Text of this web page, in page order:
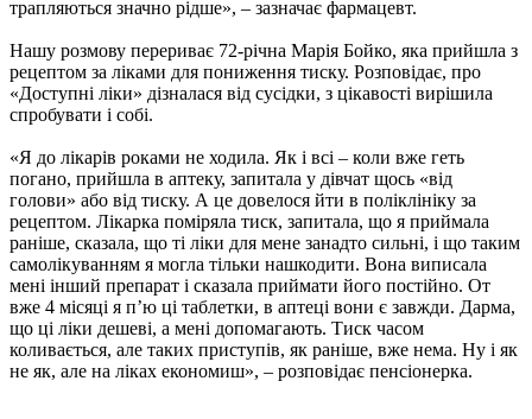
трапляються значно рідше», – зазначає фармацевт.
Нашу розмову перериває 72-річна Марія Бойко, яка прийшла з
рецептом за ліками для пониження тиску. Розповідає, про
«Доступні ліки» дізналася від сусідки, з цікавості вирішила
спробувати і собі.
«Я до лікарів роками не ходила. Як і всі – коли вже геть
погано, прийшла в аптеку, запитала у дівчат щось «від
голови» або від тиску. А це довелося йти в поліклініку за
рецептом. Лікарка поміряла тиск, запитала, що я приймала
раніше, сказала, що ті ліки для мене занадто сильні, і що таким
самолікуванням я могла тільки нашкодити. Вона виписала
мені інший препарат і сказала приймати його постійно. От
вже 4 місяці я п’ю ці таблетки, в аптеці вони є завжди. Дарма,
що ці ліки дешеві, а мені допомагають. Тиск часом
коливається, але таких приступів, як раніше, вже нема. Ну і як
не як, але на ліках економиш», – розповідає пенсіонерка.